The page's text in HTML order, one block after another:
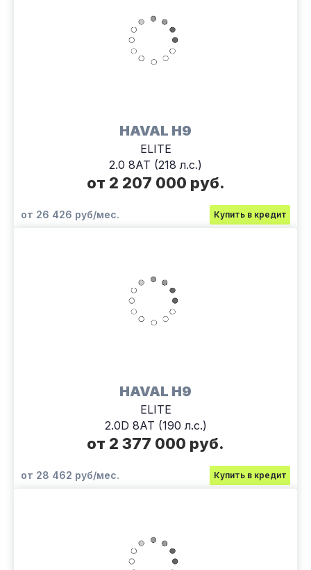
HAVAL H9
ELITE
2.0 8АТ (218 л.с.)
от 2 207 000 руб.
от 26 426 руб/мес. Купить в кредит
HAVAL H9
ELITE
2.0D 8АТ (190 л.с.)
от 2 377 000 руб.
от 28 462 руб/мес. Купить в кредит